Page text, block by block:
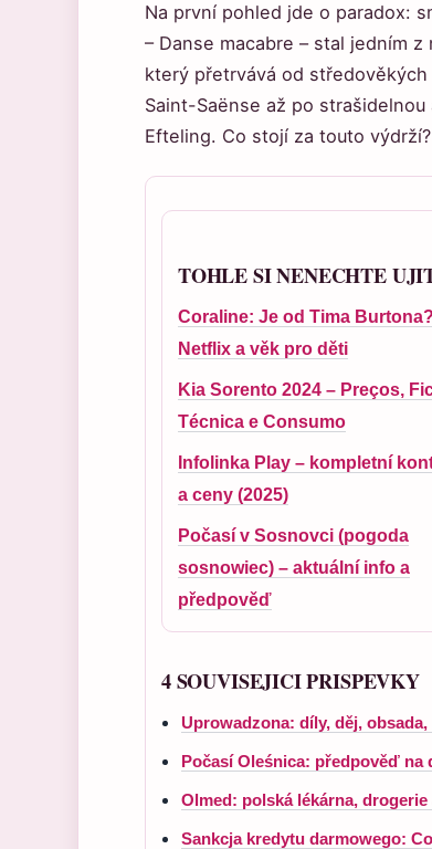
Na první pohled jde o paradox:
– Danse macabre – stal jedním
který přetrvává od
Saint-Saënse až po
Efteling. Co stojí za touto výdrží?
TOHLE SI NENECHTE
Coraline: Je od Tima Burtona?
Netflix a věk pro děti
Kia Sorento 2024 – Preços,
Técnica e Consumo
Infolinka Play – kompletní
a ceny (2025)
Počasí v Sosnovci (pogoda
sosnowiec) – aktuální info a
předpověď
4 SOUVISEJICI PRISPEVKY
Uprowadzona: díly, děj,
Počasí Oleśnica: předpověď na
Olmed: polská lékárna,
Sankcja kredytu darmowego: